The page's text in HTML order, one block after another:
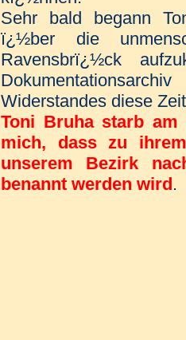
Sehr bald begann
ï¿½ber die
Ravensbrï¿½ck
Widerstandes diese
Toni Bruha starb am
mich, dass zu
unserem Bezirk
benannt werden wird.